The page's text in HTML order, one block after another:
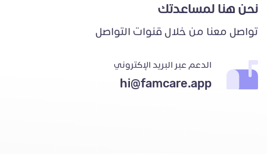
نحن هنا لمساعدتك
تواصل معنا من خلال قنوات التواصل
الدعم عبر البريد الإكتروني
hi@famcare.app